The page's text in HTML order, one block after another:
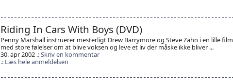
Riding In Cars With Boys (DVD)
Penny Marshall instruerer mesterligt Drew Barrymore og Steve Zahn i en lille film
med store følelser om at blive voksen og leve et liv der måske ikke bliver ...
30. apr 2002
Skriv en kommentar
Læs hele anmeldelsen